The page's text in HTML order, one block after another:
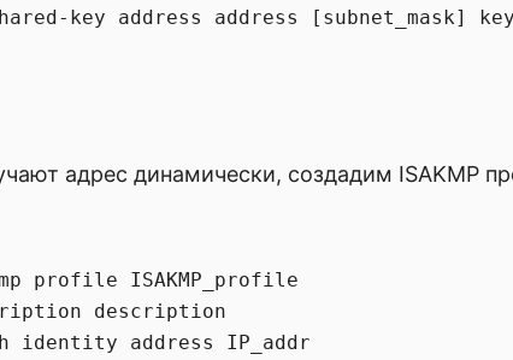
адрес динамически, создадим ISAKMP
profile ISAKMP_profile
description
identity address IP_addr